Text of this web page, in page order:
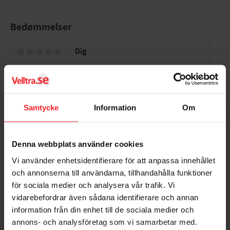
Samtycke Information Om
Denna webbplats använder cookies
Vi använder enhetsidentifierare för att anpassa innehållet
och annonserna till användarna, tillhandahålla funktioner
för sociala medier och analysera vår trafik. Vi
vidarebefordrar även sådana identifierare och annan
information från din enhet till de sociala medier och
annons- och analysföretag som vi samarbetar med.
Bedømmelser
Dig
Bliv den første, der giver en bedømmelse.
Tillbehör